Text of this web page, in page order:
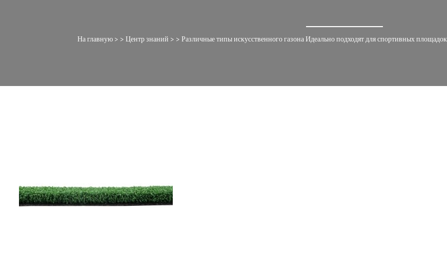
На главную> > Центр знаний > > Различные типы искусственного газона Идеально подходят для спортивных площадок